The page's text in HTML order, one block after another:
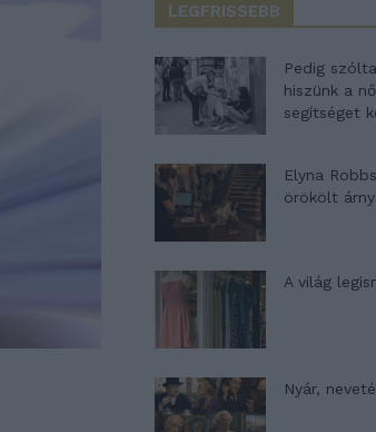
LEGFRISSEBB
Pedig
hiszünk a
segítséget
Elyna
örökölt
A világ
Nyár,